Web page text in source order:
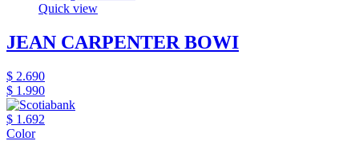
Quick view
JEAN CARPENTER BOWI
$ 2.690
$ 1.990
$ 1.692
Color